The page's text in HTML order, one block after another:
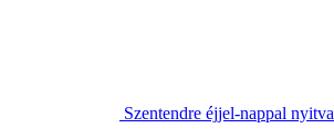
Szentendre éjjel-nappal nyitva